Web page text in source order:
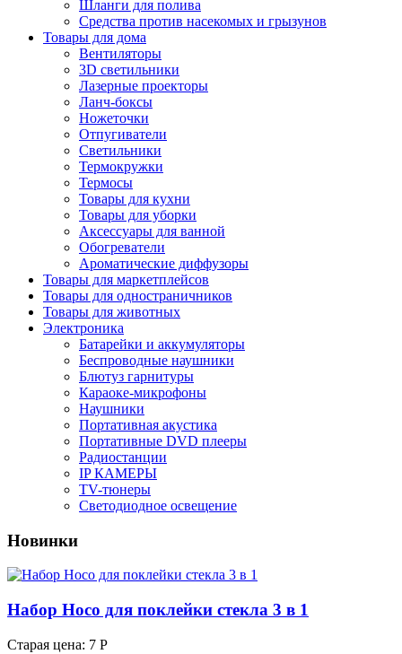
Шланги для полива
Средства против насекомых и грызунов
Товары для дома
Вентиляторы
3D светильники
Лазерные проекторы
Ланч-боксы
Ножеточки
Отпугиватели
Светильники
Термокружки
Термосы
Товары для кухни
Товары для уборки
Аксессуары для ванной
Обогреватели
Ароматические диффузоры
Товары для маркетплейсов
Товары для одностраничников
Товары для животных
Электроника
Батарейки и аккумуляторы
Беспроводные наушники
Блютуз гарнитуры
Караоке-микрофоны
Наушники
Портативная акустика
Портативные DVD плееры
Радиостанции
IP КАМЕРЫ
TV-тюнеры
Светодиодное освещение
Новинки
Набор Hoco для поклейки стекла 3 в 1
Старая цена: 7 Р